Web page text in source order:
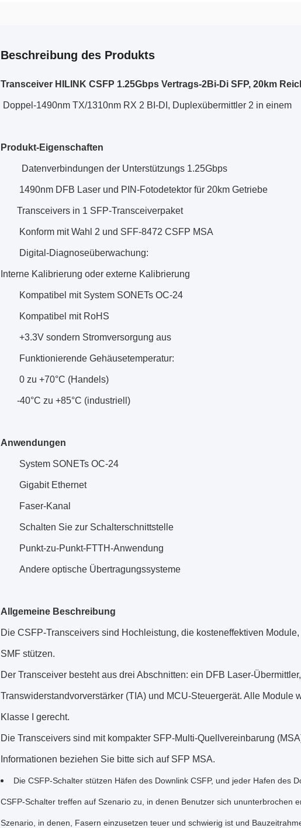
Beschreibung des Produkts
Transceiver HILINK CSFP 1.25Gbps Vertrags-2Bi-Di SFP, 20km
Doppel-1490nm TX/1310nm RX 2 BI-DI, Duplexübermittler 2 in einem
Produkt-Eigenschaften
Datenverbindungen der Unterstützungs 1.25Gbps
1490nm DFB Laser und PIN-Fotodetektor für 20km Getriebe
Transceivers in 1 SFP-Transceiverpaket
Konform mit Wahl 2 und SFF-8472 CSFP MSA
Digital-Diagnoseüberwachung:
Interne Kalibrierung oder externe Kalibrierung
Kompatibel mit System SONETs OC-24
Kompatibel mit RoHS
+3.3V sondern Stromversorgung aus
Funktionierende Gehäusetemperatur:
0 zu +70°C (Handels)
-40°C zu +85°C (industriell)
Anwendungen
System SONETs OC-24
Gigabit Ethernet
Faser-Kanal
Schalten Sie zur Schalterschnittstelle
Punkt-zu-Punkt-FTTH-Anwendung
Andere optische Übertragungssysteme
Allgemeine Beschreibung
Die CSFP-Transceivers sind Hochleistung, die kosteneffektiven
SMF stützen.
Der Transceiver besteht aus drei Abschnitten: ein DFB Laser-
Transwiderstandvorverstärker (TIA) und MCU-Steuergerät. Alle Module
Klasse I gerecht.
Die Transceivers sind mit kompakter SFP-Multi-Quellvereinbarung
Informationen beziehen Sie bitte sich auf SFP MSA.
Die CSFP-Schalter stützen Häfen des Downlink CSFP, und jeder Hafen des
CSFP-Schalter treffen auf Szenario zu, in denen Benutzer sich ununterbrochen
Szenario, in denen, Fasern einzusetzen teuer und schwierig ist und